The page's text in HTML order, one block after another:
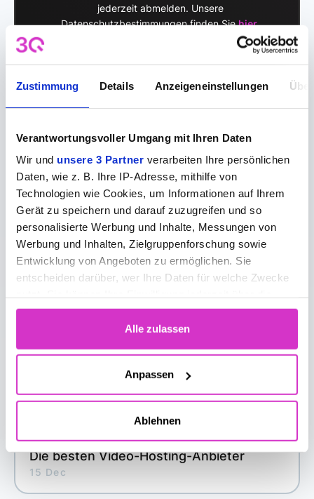
Zustimmung Details Anzeigeneinstellungen
Verantwortungsvoller Umgang mit Ihren Daten
Wir und unsere 3 Partner verarbeiten Ihre persönlichen
Daten, wie z. B. Ihre IP-Adresse, mithilfe von
Technologien wie Cookies, um Informationen auf Ihrem
Gerät zu speichern und darauf zuzugreifen und so
personalisierte Werbung und Inhalte, Messungen von
Werbung und Inhalten, Zielgruppenforschung sowie
Entwicklung von Angeboten zu ermöglichen. Sie
entscheiden darüber, wer Ihre Daten für welche Zwecke
Cookie-Erklärung oder durch Klicken auf das Privacy
Trigger Symbol ändern oder widerrufen
Informationen über Ihre geografische Lage
erfassen, welche bis auf einige Meter genau sein
bestimmten Merkmalen (Fingerprinting) identifizieren
Erfahren Sie mehr darüber, wie Ihre persönlichen Daten
Alle zulassen
Anpassen
Ablehnen
jederzeit abmelden. Unsere
Datenschutzbestimmungen finden Siehier.
Das könnte Sie auch
interessieren
Die besten Video-Hosting-Anbieter
15 Dec